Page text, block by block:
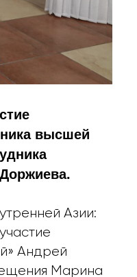
высшей
Азии:
Андрей
Марина